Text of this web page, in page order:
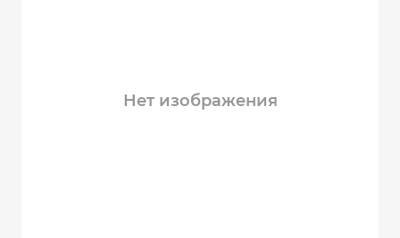
Нет изображения